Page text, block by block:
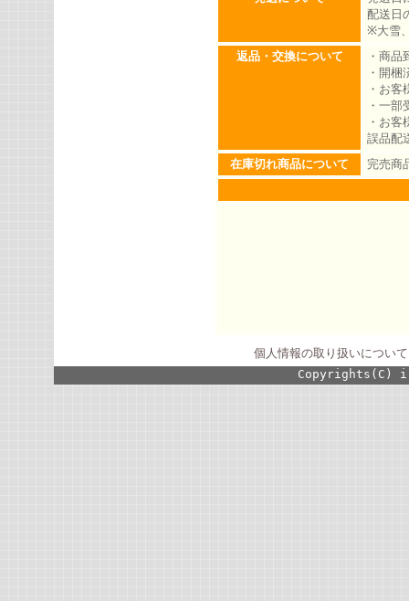
配送日
※大雪
返品・交換について
・商
・開
・お
・一
・お
誤品配
在庫切れ商品について
完売商
個人情報の取り扱いについて
Copyrights(C)